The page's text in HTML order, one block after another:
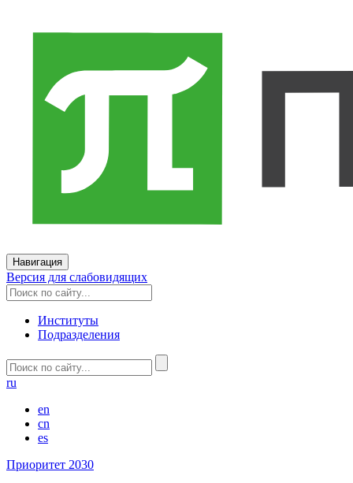
Навигация
Версия для слабовидящих
Институты
Подразделения
ru
en
cn
es
Приоритет 2030